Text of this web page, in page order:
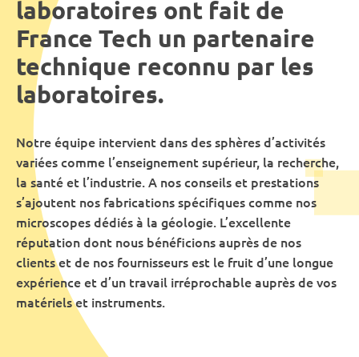
laboratoires ont fait de
France Tech un partenaire
technique reconnu par les
laboratoires.
Notre équipe intervient dans des sphères d’activités
variées comme l’enseignement supérieur, la recherche,
la santé et l’industrie. A nos conseils et prestations
s’ajoutent nos fabrications spécifiques comme nos
microscopes dédiés à la géologie. L’excellente
réputation dont nous bénéficions auprès de nos
clients et de nos fournisseurs est le fruit d’une longue
expérience et d’un travail irréprochable auprès de vos
matériels et instruments.